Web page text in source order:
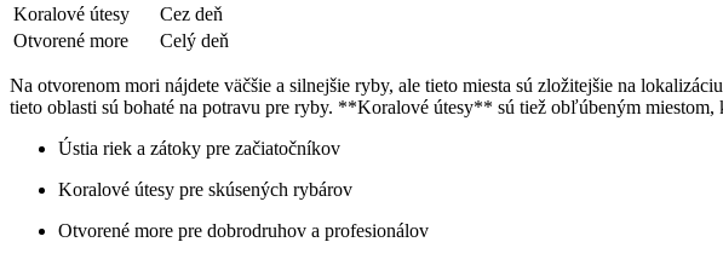
Koralové útesy
Cez deň
Otvorené more
Celý deň
Na otvorenom mori nájdete väčšie a silnejšie ryby, ale tieto miesta sú zložitejšie na
tieto oblasti sú bohaté na potravu pre ryby. **Koralové útesy** sú tiež obľúbeným
Ústia riek a zátoky pre začiatočníkov
Koralové útesy pre skúsených rybárov
Otvorené more pre dobrodruhov a profesionálov